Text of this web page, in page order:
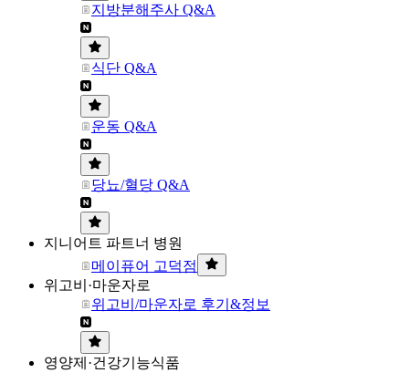
지방분해주사 Q&A
식단 Q&A
운동 Q&A
당뇨/혈당 Q&A
지니어트 파트너 병원
메이퓨어 고덕점
위고비·마운자로
위고비/마운자로 후기&정보
영양제·건강기능식품